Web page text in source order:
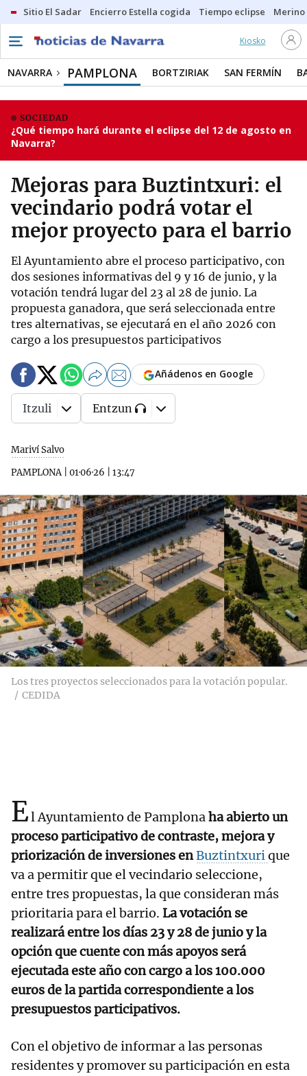
Sitio El Sadar Encierro Estella cogida Tiempo eclipse
Kiosko
NAVARRA PAMPLONA BORTZIRIAK SAN FERMÍN
SOCIEDAD
¿Qué tiempo hará durante el eclipse del 12 de agosto en
Navarra?
Mejoras para Buztintxuri: el
vecindario podrá votar el
mejor proyecto para el barrio
El Ayuntamiento abre el proceso participativo, con
dos sesiones informativas del 9 y 16 de junio, y la
votación tendrá lugar del 23 al 28 de junio. La
propuesta ganadora, que será seleccionada entre
tres alternativas, se ejecutará en el año 2026 con
cargo a los presupuestos participativos
Mariví Salvo
PAMPLONA| 01·06·26 13:47
Añádenos en Google
Itzuli Entzun
Los tres proyectos seleccionados para la votación popular.
CEDIDA
El Ayuntamiento de Pamplonaha abierto un
proceso participativo de contraste, mejora y
priorización de inversiones enBuztintxurique
va a permitir que el vecindario seleccione,
entre tres propuestas, la que consideran más
prioritaria para el barrio. La votación se
realizará entre los días 23 y 28 de junio y la
opción que cuente con más apoyos será
ejecutada este año con cargo a los 100.000
euros de la partida correspondiente a los
presupuestos participativos.
Con el objetivo de informar a las personas
residentes y promover su participación en esta